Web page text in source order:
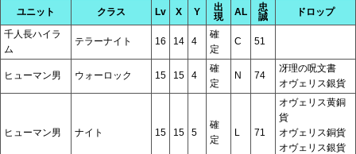
ユニット クラス Lv X Y
出
現
AL
忠
誠
ドロップ
千人長ハイラ
ム
テラーナイト 16 14 4
確
定
C 51
ヒューマン男 ウォーロック 15 15 4
確
定
N 74
冴理の呪文書
オヴェリス銀貨
ヒューマン男 ナイト 15 15 5
確
定
L 71
オヴェリス黄銅
貨
オヴェリス銅貨
オヴェリス銀貨